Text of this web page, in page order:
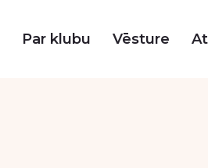
Par klubu Vēsture